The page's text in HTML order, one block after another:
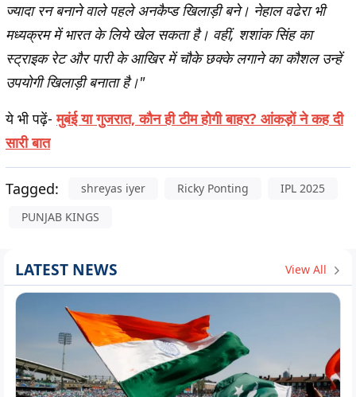
ज्यादा रन बनाने वाले पहले अनकैप्ड खिलाड़ी बने। नेहाल वढेरा भी
मध्यक्रम में भारत के लिये खेल सकता है। वहीं, शशांक सिंह का
स्ट्राइक रेट और पारी के आखिर में चौके छक्के लगाने का कौशल उन्हें
उपयोगी खिलाड़ी बनाता है।"
ये भी पढ़ें-मुबंई या गुजरात, कौन ही टीम होगी बाहर? आंकड़ों ने कह दी
सारी बात
Tagged: shreyas iyer Ricky Ponting
IPL 2025
PUNJAB KINGS
LATEST NEWS View All